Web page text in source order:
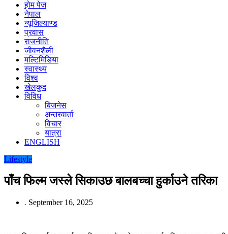
होम पेज
नेपाल
न्यूजिल्याण्ड
प्रवास
राजनीति
जीवनशैली
मल्टिमिडिया
स्वास्थ्य
विश्व
खेलकुद
विविध
बिजनेस
अन्तरवार्ता
विचार
यात्रा
ENGLISH
Lifestyle
पाँच फिल्म जस्ले सिकाउछ बालबच्चा हुर्काउने तरिका
. September 16, 2025